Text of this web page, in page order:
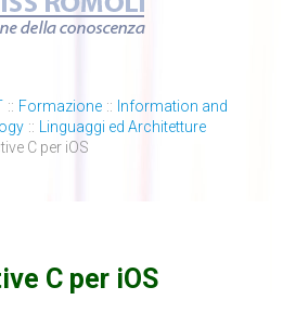
:: Formazione :: Information and
::
Linguaggi ed Architetture
C per iOS
C per iOS